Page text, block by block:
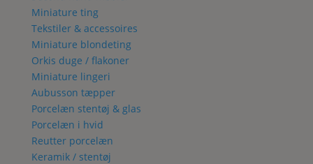
Miniature ting
Tekstiler & accessoires
Miniature blondeting
Orkis duge / flakoner
Miniature lingeri
Aubusson tæpper
Porcelæn stentøj & glas
Porcelæn i hvid
Reutter porcelæn
Keramik / stentøj